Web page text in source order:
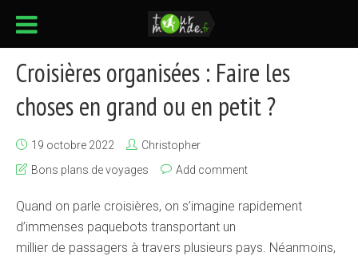
Croisières organisées : Faire les
choses en grand ou en petit ?
19 octobre 2022
Christopher
Bons plans de voyages
Add comment
Quand on parle croisières, on s’imagine rapidement
d’immenses paquebots transportant un
millier de passagers à travers plusieurs pays. Néanmoins,